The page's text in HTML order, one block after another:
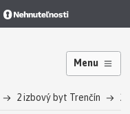
Menu
2 izbový byt Trenčín 2